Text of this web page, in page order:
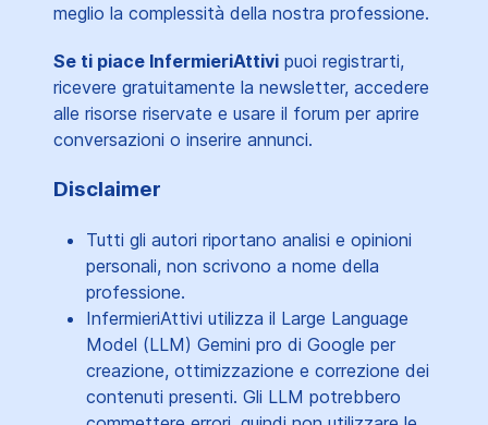
meglio la complessità della nostra professione.
Se ti piace InfermieriAttivi puoi registrarti,
ricevere gratuitamente la newsletter, accedere
alle risorse riservate e usare il forum per aprire
conversazioni o inserire annunci.
Disclaimer
Tutti gli autori riportano analisi e opinioni
personali, non scrivono a nome della
professione.
InfermieriAttivi utilizza il Large Language
Model (LLM) Gemini pro di Google per
creazione, ottimizzazione e correzione dei
contenuti presenti. Gli LLM potrebbero